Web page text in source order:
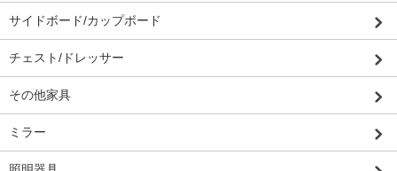
サイドボード/カップボード
チェスト/ドレッサー
その他家具
ミラー